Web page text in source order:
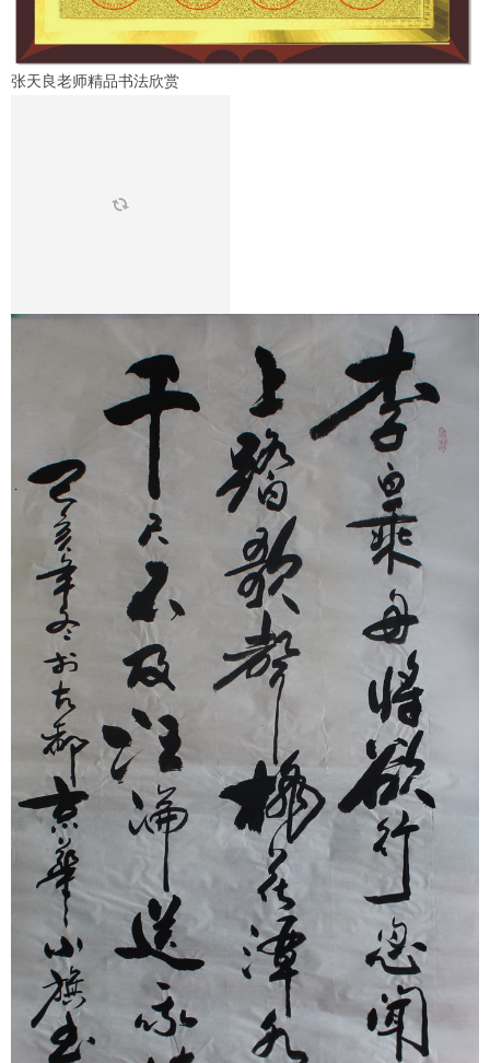
张天良老师精品书法欣赏